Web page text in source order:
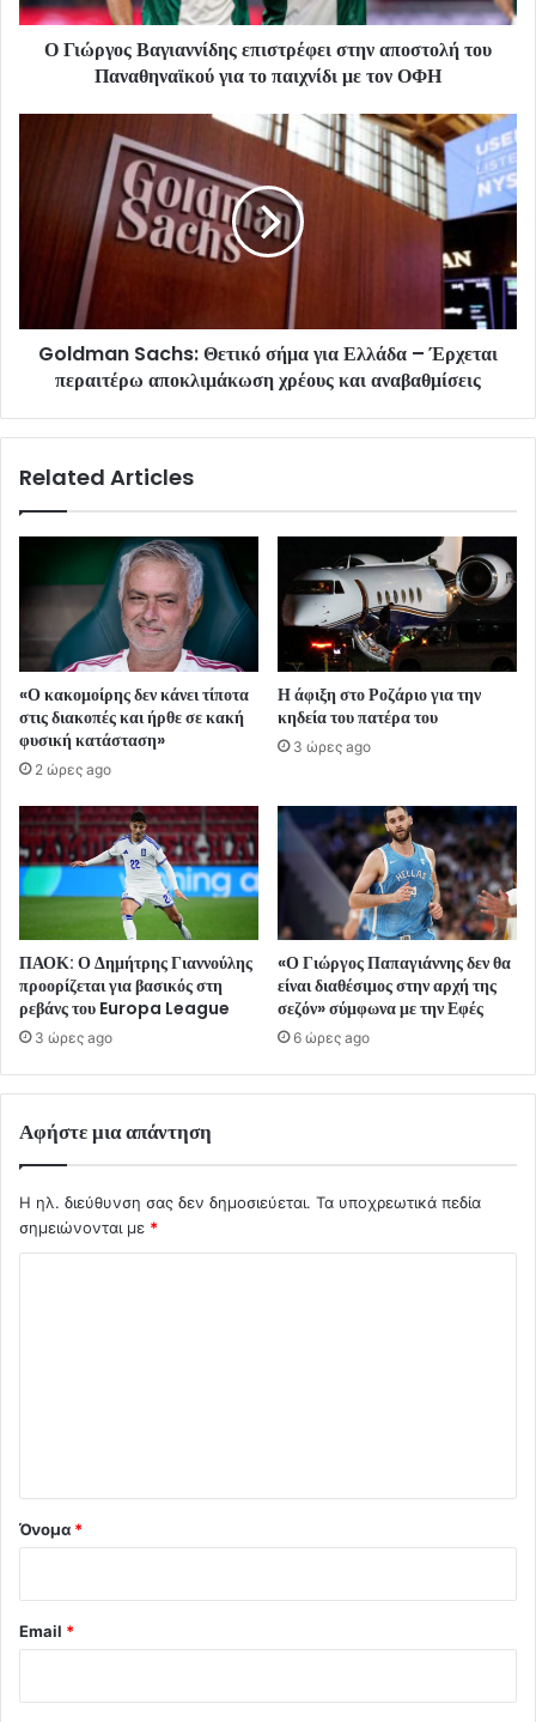
Ο Γιώργος Βαγιαννίδης επιστρέφει στην αποστολή του
Παναθηναϊκού για το παιχνίδι με τον ΟΦΗ
Goldman Sachs: Θετικό σήμα για Ελλάδα – Έρχεται
περαιτέρω αποκλιμάκωση χρέους και αναβαθμίσεις
Related Articles
«Ο κακομοίρης δεν κάνει τίποτα
στις διακοπές και ήρθε σε κακή
φυσική κατάσταση»
2 ώρες ago
Η άφιξη στο Ροζάριο για την
κηδεία του πατέρα του
3 ώρες ago
ΠΑΟΚ: Ο Δημήτρης Γιαννούλης
προορίζεται για βασικός στη
ρεβάνς του Europa League
3 ώρες ago
«Ο Γιώργος Παπαγιάννης δεν θα
είναι διαθέσιμος στην αρχή της
σεζόν» σύμφωνα με την Εφές
6 ώρες ago
Αφήστε μια απάντηση
Η ηλ. διεύθυνση σας δεν δημοσιεύεται. Τα υποχρεωτικά πεδία
σημειώνονται με *
Όνομα *
Email *